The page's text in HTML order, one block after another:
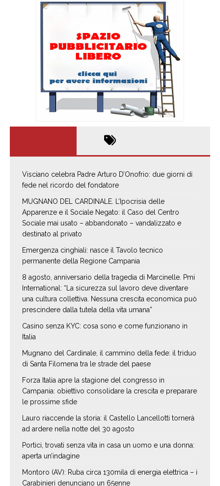
Visciano celebra Padre Arturo D’Onofrio: due giorni di
fede nel ricordo del fondatore
MUGNANO DEL CARDINALE. L’Ipocrisia delle
Apparenze e il Sociale Negato: il Caso del Centro
Sociale mai usato – abbandonato – vandalizzato e
destinato al privato
Emergenza cinghiali: nasce il Tavolo tecnico
permanente della Regione Campania
8 agosto, anniversario della tragedia di Marcinelle. Pmi
International: “La sicurezza sul lavoro deve diventare
una cultura collettiva. Nessuna crescita economica può
prescindere dalla tutela della vita umana”
Casino senza KYC: cosa sono e come funzionano in
Italia
Mugnano del Cardinale, il cammino della fede: il triduo
di Santa Filomena tra le strade del paese
Forza Italia apre la stagione del congresso in
Campania: obiettivo consolidare la crescita e preparare
le prossime sfide
Lauro riaccende la storia: il Castello Lancellotti tornerà
ad ardere nella notte del 30 agosto
Portici, trovati senza vita in casa un uomo e una donna:
aperta un’indagine
Montoro (AV): Ruba circa 130mila di energia elettrica – i
Carabinieri denunciano un 65enne